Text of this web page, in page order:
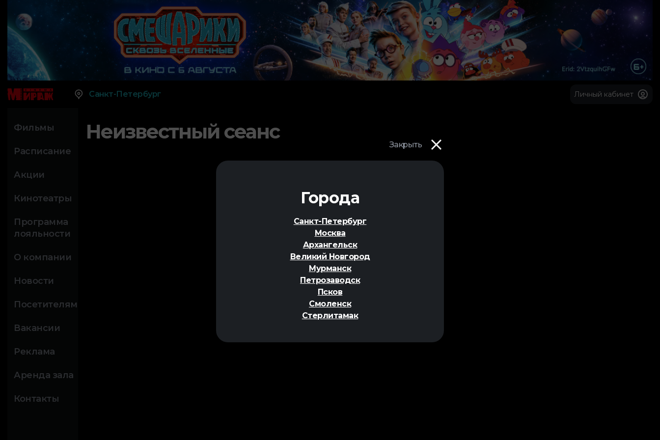
Закрыть
Города
Санкт-Петербург
Москва
Архангельск
Великий Новгород
Мурманск
Петрозаводск
Псков
Смоленск
Стерлитамак
Санкт-Петербург Личный кабинет
Фильмы
Расписание
Акции
Кинотеатры
Программа
лояльности
О компании
Новости
Посетителям
Вакансии
Реклама
Аренда зала
Контакты
Неизвестный сеанс